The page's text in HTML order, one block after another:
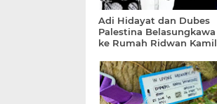
Adi Hidayat dan Dubes
Palestina Belasungkawa
ke Rumah Ridwan Kamil